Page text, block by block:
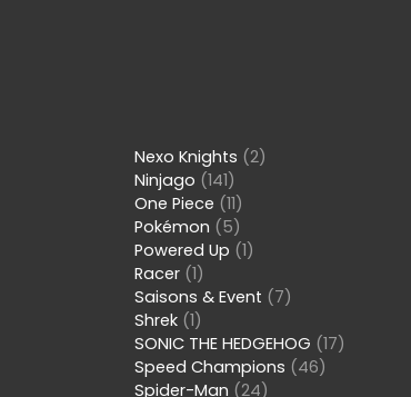
Nexo Knights (2)
Ninjago (141)
One Piece (11)
Pokémon (5)
Powered Up (1)
Racer (1)
Saisons & Event (7)
Shrek (1)
SONIC THE HEDGEHOG (17)
Speed Champions (46)
Spider-Man (24)